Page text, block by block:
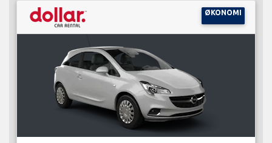
ØKONOMI